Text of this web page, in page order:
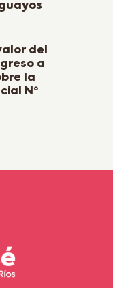
del
a
la
Nº